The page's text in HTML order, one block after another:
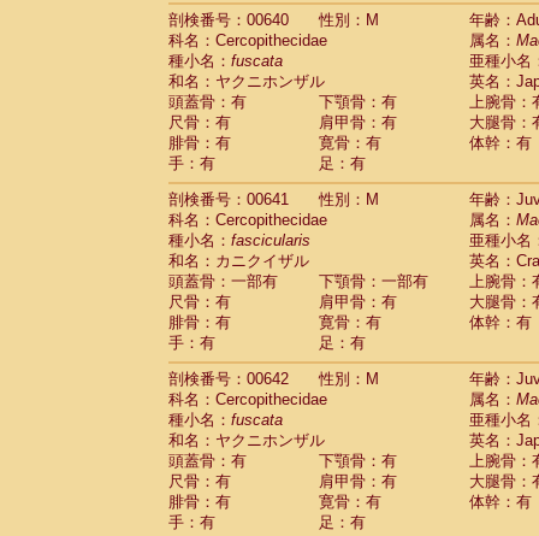
剖検番号：00640
性別：M
年齢：
科名：Cercopithecidae
属名：
種小名： fuscata
亜種小名
和名：ヤクニホンザル
英名：
頭蓋骨：有
下顎骨：有
上腕骨：
尺骨：有
肩甲骨：有
大腿骨：
腓骨：有
寛骨：有
体幹：有
手：有
足：有
剖検番号：00641
性別：M
年齢：
科名：Cercopithecidae
属名：
種小名： fascicularis
亜種小名
和名：カニクイザル
英名：
頭蓋骨：一部有
下顎骨：一部有
上腕骨：
尺骨：有
肩甲骨：有
大腿骨：
腓骨：有
寛骨：有
体幹：有
手：有
足：有
剖検番号：00642
性別：M
年齢：
科名：Cercopithecidae
属名：
種小名： fuscata
亜種小名
和名：ヤクニホンザル
英名：
頭蓋骨：有
下顎骨：有
上腕骨：
尺骨：有
肩甲骨：有
大腿骨：
腓骨：有
寛骨：有
体幹：有
手：有
足：有